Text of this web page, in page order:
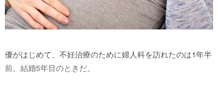
優がはじめて、不妊治療のために婦人科を訪れたのは1年半
前。結婚5年目のときだ。